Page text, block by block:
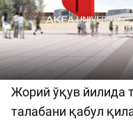
Жорий ўқув йилида
талабани қабул